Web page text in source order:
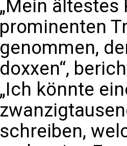
„Mein
prominenten
genommen,
doxxen“,
„Ich könnte
schreiben,